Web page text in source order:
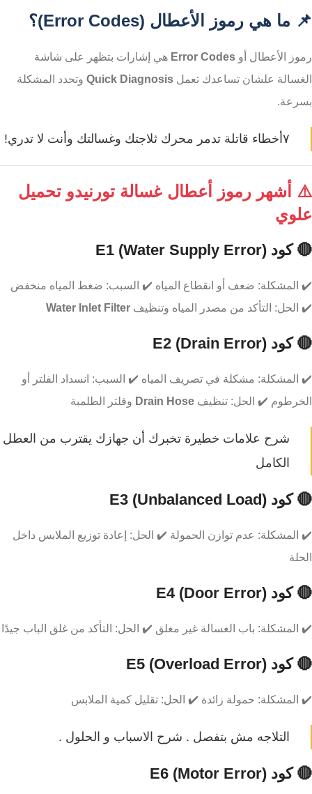
📌 ما هي رموز الأعطال (Error Codes)؟
رموز الأعطال أو Error Codes هي إشارات بتظهر على شاشة
الغسالة علشان تساعدك تعمل Quick Diagnosis وتحدد المشكلة
بسرعة.
٧أخطاء قاتلة تدمر محرك ثلاجتك وغسالتك وأنت لا تدري!
⚠️ أشهر رموز أعطال غسالة تورنيدو تحميل
علوي
🔴 كود E1 (Water Supply Error)
✔️ المشكلة: ضعف أو انقطاع المياه ✔️ السبب: ضغط المياه منخفض
✔️ الحل: التأكد من مصدر المياه وتنظيف Water Inlet Filter
🔴 كود E2 (Drain Error)
✔️ المشكلة: مشكلة في تصريف المياه ✔️ السبب: انسداد الفلتر أو
الخرطوم ✔️ الحل: تنظيف Drain Hose وفلتر الطلمبة
شرح علامات خطيرة تخبرك أن جهازك يقترب من العطل
الكامل
🔴 كود E3 (Unbalanced Load)
✔️ المشكلة: عدم توازن الحمولة ✔️ الحل: إعادة توزيع الملابس داخل
الحلة
🔴 كود E4 (Door Error)
✔️ المشكلة: باب الغسالة غير مغلق ✔️ الحل: التأكد من غلق الباب جيدًا
🔴 كود E5 (Overload Error)
✔️ المشكلة: حمولة زائدة ✔️ الحل: تقليل كمية الملابس
التلاجه مش بتفصل . شرح الاسباب و الحلول .
🔴 كود E6 (Motor Error)